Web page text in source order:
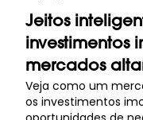
Jeitos
investimentos
mercados
Veja como um
os investimentos